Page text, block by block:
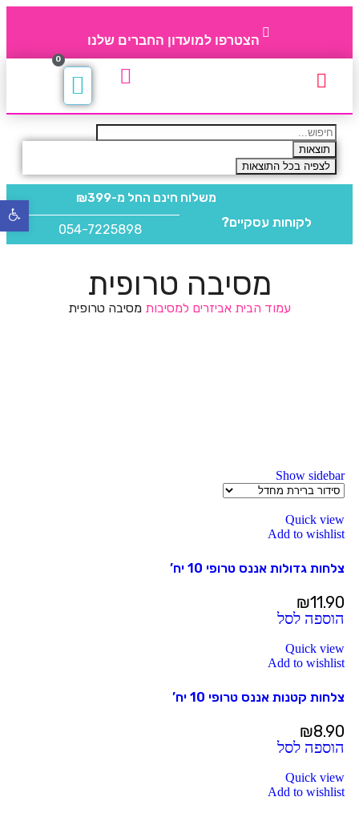
הצטרפו למועדון החברים שלנו
0
תוצאות
לצפיה בכל התוצאות
משלוח חינם החל מ-₪399
לקוחות עסקיים? 054-7225898
מסיבה טרופית
עמוד הבית אביזרים למסיבות מסיבה טרופית
Show sidebar
Quick view
Add to wishlist
צלחות גדולות אננס טרופי 10 יח’
₪11.90
הוספה לסל
Quick view
Add to wishlist
צלחות קטנות אננס טרופי 10 יח’
₪8.90
הוספה לסל
Quick view
Add to wishlist
פתח